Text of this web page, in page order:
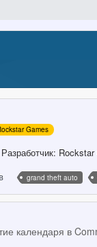
Games
grand theft auto
календаря в